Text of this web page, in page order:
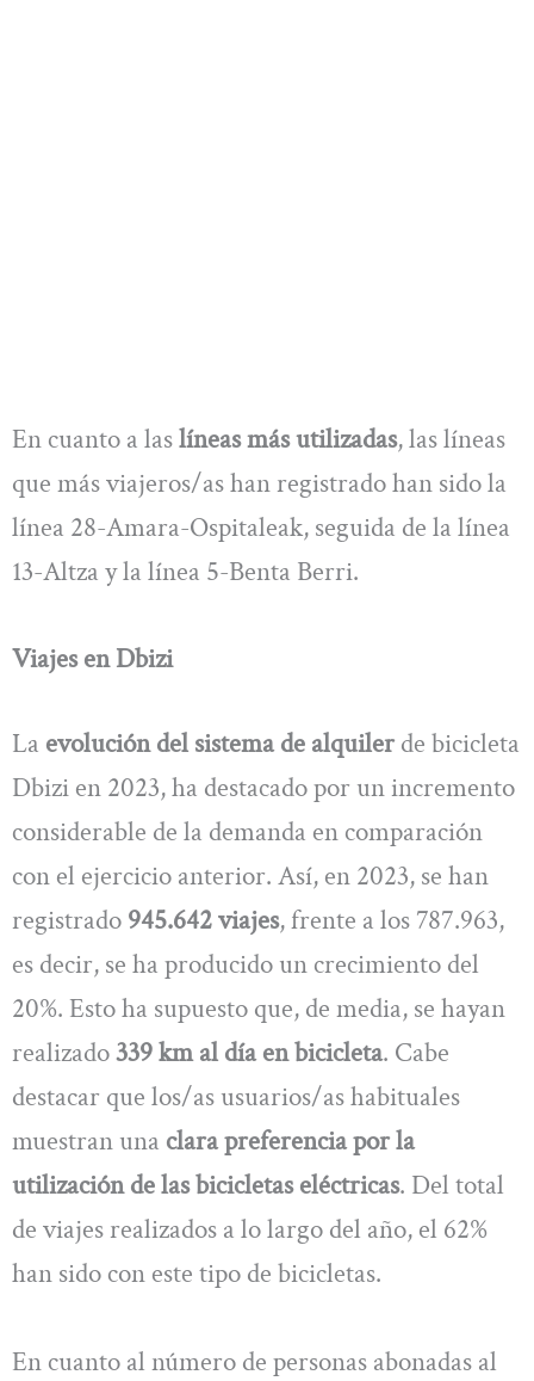
En cuanto a laslíneas más utilizadas, las líneas
que más viajeros/as han registrado han sido la
línea 28-Amara-Ospitaleak, seguida de la línea
13-Altza y la línea 5-Benta Berri.
Viajes en Dbizi
La evolución del sistema de alquiler de bicicleta
Dbizi en 2023, ha destacado por un incremento
considerable de la demanda en comparación
con el ejercicio anterior. Así, en 2023, se han
registrado 945.642 viajes, frente a los 787.963,
es decir, se ha producido un crecimiento del
20%. Esto ha supuesto que, de media, se hayan
realizado339 km al día en bicicleta. Cabe
destacar que los/as usuarios/as habituales
muestran una clara preferencia por la
utilización de las bicicletas eléctricas. Del total
de viajes realizados a lo largo del año, el 62%
han sido con este tipo de bicicletas.
En cuanto al número de personas abonadas al